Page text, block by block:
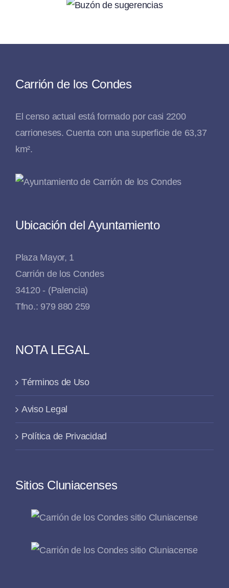
Carrión de los Condes
El censo actual está formado por casi 2200
carrioneses. Cuenta con una superficie de 63,37
km².
Ubicación del Ayuntamiento
Plaza Mayor, 1
Carrión de los Condes
34120 - (Palencia)
Tfno.: 979 880 259
NOTA LEGAL
Términos de Uso
Aviso Legal
Política de Privacidad
Sitios Cluniacenses